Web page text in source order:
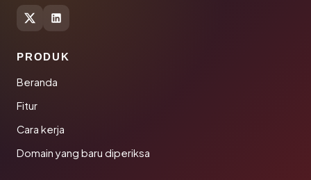
PRODUK
Beranda
Fitur
Cara kerja
Domain yang baru diperiksa